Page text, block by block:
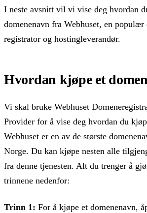
I neste avsnitt vil vi vise deg hvordan
domenenavn fra Webhuset, en populær
registrator og hostingleverandør.
Hvordan kjøpe et
Vi skal bruke Webhuset
Provider for å vise deg hvordan du
Webhuset er en av de største
Norge. Du kan kjøpe nesten alle
fra denne tjenesten. Alt du trenger å
trinnene nedenfor:
Trinn 1: For å kjøpe et domenenavn,